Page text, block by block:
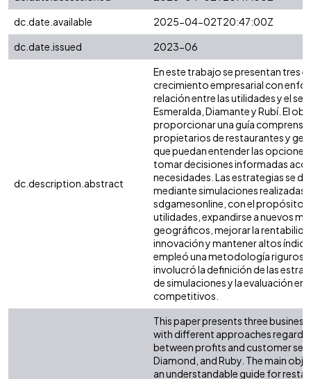
dc.date.available
2025-04-02T20:47:00Z
dc.date.issued
2023-06
dc.description.abstract
En este trabajo se presentan tres
crecimiento empresarial con
relación entre las utilidades y el
Esmeralda, Diamante y Rubí. El
proporcionar una guía
propietarios de restaurantes y
que puedan entender las
tomar decisiones informadas
necesidades. Las estrategias se
mediante simulaciones realizadas
sdgamesonline, con el propósito
utilidades, expandirse a nuevos
geográficos, mejorar la
innovación y mantener altos
empleó una metodología
involucró la definición de las
de simulaciones y la evaluación en
competitivos.
This paper presents three
with different approaches
between profits and customer
Diamond, and Ruby. The main
an understandable guide for